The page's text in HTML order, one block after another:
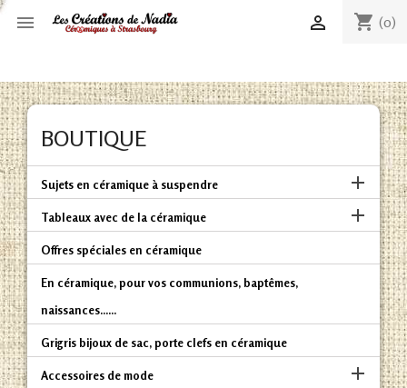
 shopping_cart (0)

BOUTIQUE
Sujets en céramique à suspendre 
Tableaux avec de la céramique 
Offres spéciales en céramique
En céramique, pour vos communions, baptêmes,
naissances......
Grigris bijoux de sac, porte clefs en céramique
Accessoires de mode 